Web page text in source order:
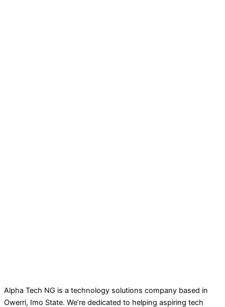
Alpha Tech NG is a technology solutions company based in
Owerri, Imo State. We’re dedicated to helping aspiring tech